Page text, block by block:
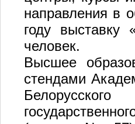
направления в
году выставку
человек.
Высшее
стендами